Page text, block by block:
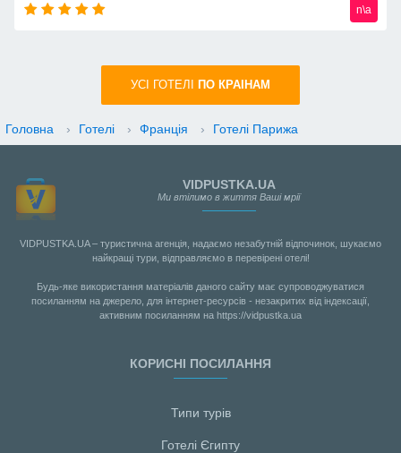
n\a
УСI ГОТЕЛІ ПО КРАIНАМ
Головна › Готелі › Франція › Готелі Парижа
VIDPUSTKA.UA
Ми втілимо в життя Ваші мрії
VIDPUSTKA.UA – туристична агенція, надаємо незабутній відпочинок, шукаємо
найкращі тури, відправляємо в перевірені отелі!
Будь-яке використання матеріалів даного сайту має супроводжуватися
посиланням на джерело, для інтернет-ресурсів - незакритих від індексації,
активним посиланням на https://vidpustka.ua
КОРИСНІ ПОСИЛАННЯ
Типи турів
Готелі Єгипту